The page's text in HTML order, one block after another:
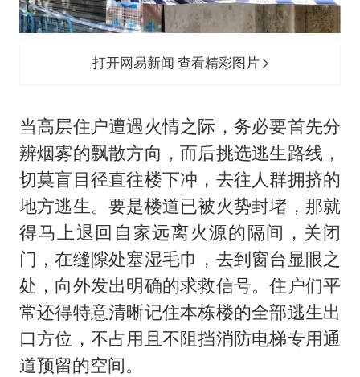
打开网易新闻 查看精彩图片
当高层住户遭遇火情之际，务必要首先分
辨烟雾的飘散方向，而后挑选逃生路线，
切莫盲目径直往楼下冲，去往人群拥挤的
地方逃生。要是楼道已被火势封堵，那就
得马上退回自家远离火源的隔间，关闭
门，在缝隙处塞湿毛巾，去到窗台显眼之
处，向外发出明确的求救信号。住户们平
常还得特意清晰记住本栋楼的全部逃生出
口方位，不占用且不阻挡消防电梯专用通
道预留的空间。